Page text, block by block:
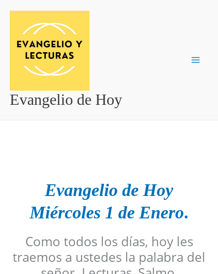
contenido
Evangelio de Hoy
Evangelio de Hoy
Miércoles 1 de Enero.
Como todos los días, hoy les
traemos a ustedes la palabra del